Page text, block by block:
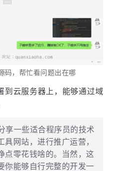
码，帮忙看问题出在哪
到云服务器上，能够通过域
享一些适合程序员的技术
网站，进行推广运营，
点零花钱啥的。当然，这
你能够自行完整的开发一